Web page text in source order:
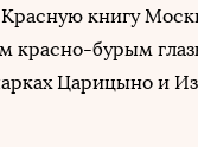
книгу
бурым
Царицыно и